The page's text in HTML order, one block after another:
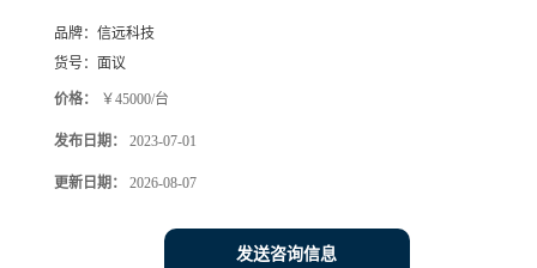
品牌： 信远科技
货号： 面议
价格： ￥45000/台
发布日期： 2023-07-01
更新日期： 2026-08-07
发送咨询信息